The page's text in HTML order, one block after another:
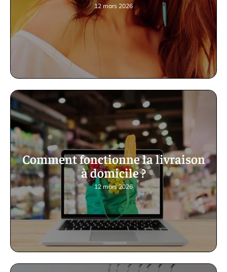
12 mars 2026
Comment fonctionne la livraison
à domicile ?
12 mars 2026